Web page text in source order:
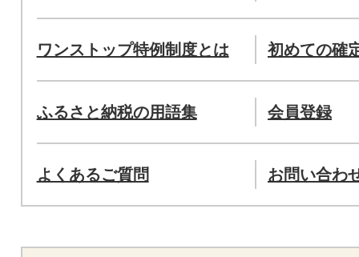
ワンストップ特例制度とは 初めての確
ふるさと納税の用語集 会員登録
よくあるご質問 お問い合わ